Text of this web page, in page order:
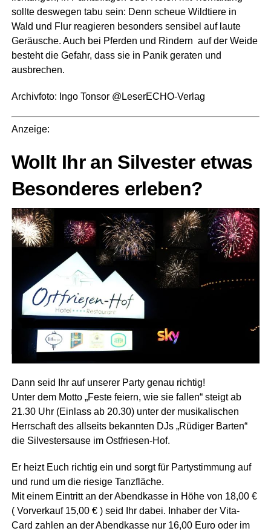
soll­te des­we­gen tabu sein: Denn scheue Wild­tie­re in
Wald und Flur reagie­ren beson­ders sen­si­bel auf lau­te
Geräu­sche. Auch bei Pfer­den und Rin­dern auf der Wei­de
besteht die Gefahr, dass sie in Panik gera­ten und
ausbrechen.
Archiv­fo­to: Ingo Ton­sor @LeserECHO-Verlag
Anzei­ge:
Wollt Ihr an Sil­ves­ter etwas
Beson­de­res erleben?
Dann seid Ihr auf unse­rer Par­ty genau richtig!
Unter dem Mot­to „Fes­te fei­ern, wie sie fal­len“ steigt ab
21.30 Uhr (Ein­lass ab 20.30) unter der musi­ka­li­schen
Herr­schaft des all­seits bekann­ten DJs „Rüdi­ger Bar­ten“
die Sil­ves­ter­sau­se im Ostfriesen-Hof.
Er heizt Euch rich­tig ein und sorgt für Par­ty­stim­mung auf
und rund um die rie­si­ge Tanzfläche.
Mit einem Ein­tritt an der Abend­kas­se in Höhe von 18,00 €
( Vor­ver­kauf 15,00 € ) seid Ihr dabei. Inha­ber der Vita-
Card zah­len an der Abend­kas­se nur 16,00 Euro oder im